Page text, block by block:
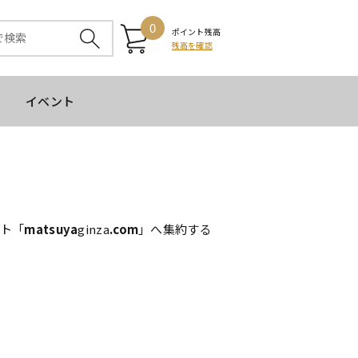
0
ポイント残高
残高を確認
イベント
「matsuyaginza.com」へ集約する